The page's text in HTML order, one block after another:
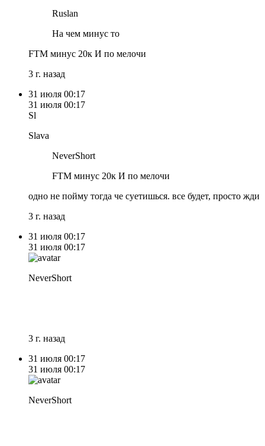
Ruslan
На чем минус то
FTM минус 20к И по мелочи
3 г. назад
31 июля 00:17
31 июля 00:17
Sl
Slava
NeverShort
FTM минус 20к И по мелочи
одно не пойму тогда че суетишься. все будет, просто жди
3 г. назад
31 июля 00:17
31 июля 00:17
NeverShort
3 г. назад
31 июля 00:17
31 июля 00:17
NeverShort